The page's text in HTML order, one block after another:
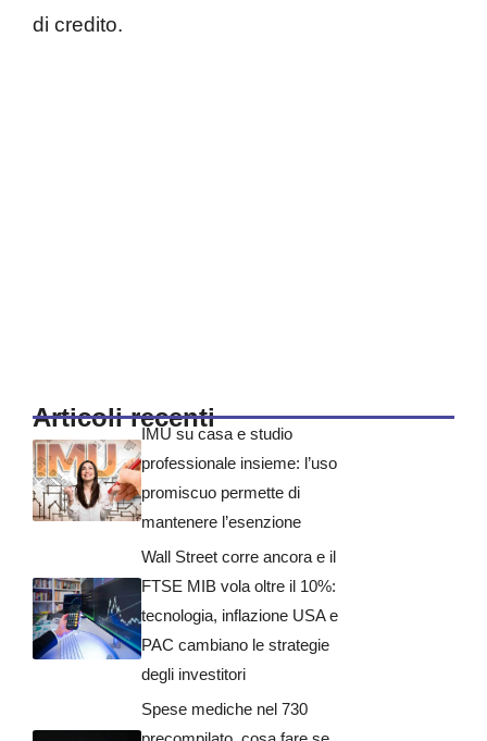
di credito.
Articoli recenti
IMU su casa e studio
professionale insieme: l’uso
promiscuo permette di
mantenere l’esenzione
Wall Street corre ancora e il
FTSE MIB vola oltre il 10%:
tecnologia, inflazione USA e
PAC cambiano le strategie
degli investitori
Spese mediche nel 730